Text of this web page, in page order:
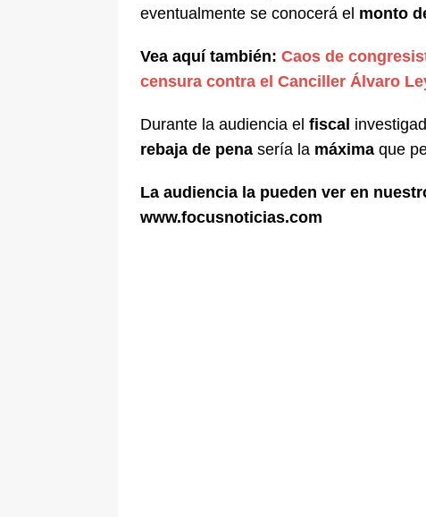
eventualmente se conocerá el monto
Vea aquí también: Caos de
censura contra el Canciller Álvaro
Durante la audiencia el fiscal
rebaja de pena sería la máxima que
La audiencia la pueden ver en
www.focusnoticias.com